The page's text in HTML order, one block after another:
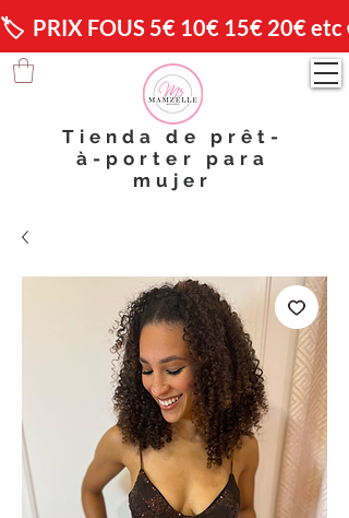
🏷️  PRIX FOUS 5€ 10€ 15€ 20€ etc
Tienda de prêt-
à-porter para
mujer